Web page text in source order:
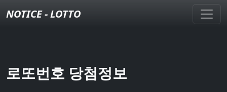
NOTICE - LOTTO
로또번호 당첨정보